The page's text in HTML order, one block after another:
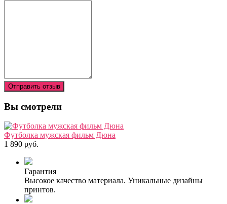
Отправить отзыв
Вы смотрели
Футболка мужская фильм Дюна
1 890 руб.
Гарантия
Высокое качество материала. Уникальные дизайны
принтов.